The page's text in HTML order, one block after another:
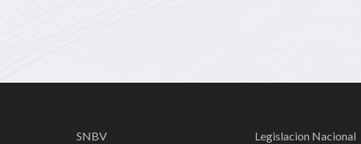
SNBV Legislacion Nacional